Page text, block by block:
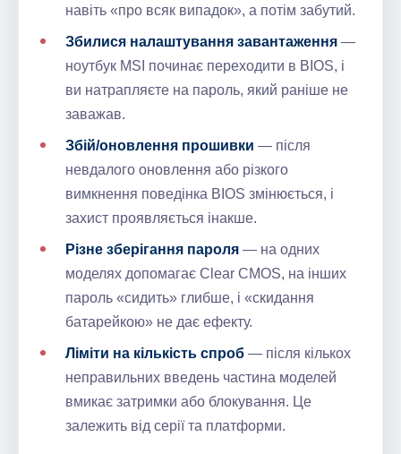
навіть «про всяк випадок», а потім забутий.
Збилися налаштування завантаження —
ноутбук MSI починає переходити в BIOS, і
ви натрапляєте на пароль, який раніше не
заважав.
Збій/оновлення прошивки — після
невдалого оновлення або різкого
вимкнення поведінка BIOS змінюється, і
захист проявляється інакше.
Різне зберігання пароля — на одних
моделях допомагає Clear CMOS, на інших
пароль «сидить» глибше, і «скидання
батарейкою» не дає ефекту.
Ліміти на кількість спроб — після кількох
неправильних введень частина моделей
вмикає затримки або блокування. Це
залежить від серії та платформи.